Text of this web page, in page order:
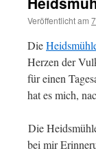
Veröffentlicht am
Die
Herzen der
für einen
hat es mich,
Die
bei mir